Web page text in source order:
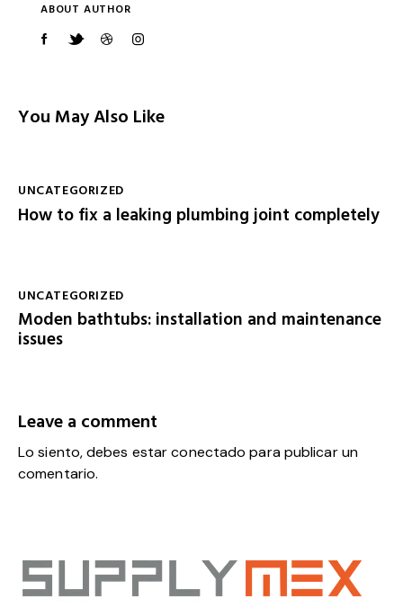
ABOUT AUTHOR
You May Also Like
UNCATEGORIZED
How to fix a leaking plumbing joint completely
UNCATEGORIZED
Moden bathtubs: installation and maintenance
issues
Leave a comment
Lo siento, debes estarconectado para publicar un
comentario.